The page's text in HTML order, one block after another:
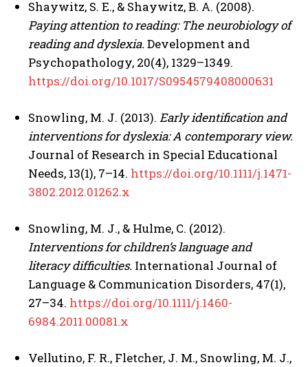
Gizlilik politikasınıokudum, onaylıyorum.
Shaywitz, S. E., & Shaywitz, B. A. (2008).
Paying attention to reading: The neurobiology of
reading and dyslexia.Development and
Psychopathology, 20(4), 1329–1349.
https://doi.org/10.1017/S0954579408000631
Snowling, M. J. (2013). Early identification and
interventions for dyslexia: A contemporary view.
Journal of Research in Special Educational
Needs, 13(1), 7–14. https://doi.org/10.1111/j.1471-
3802.2012.01262.x
Snowling, M. J., & Hulme, C. (2012).
Interventions for children’s language and
literacy difficulties. International Journal of
Language & Communication Disorders, 47(1),
27–34. https://doi.org/10.1111/j.1460-
6984.2011.00081.x
Vellutino, F. R., Fletcher, J. M., Snowling, M. J.,